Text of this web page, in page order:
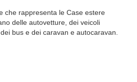
che rappresenta le Case estere
delle autovetture, dei veicoli
bus e dei caravan e autocaravan.